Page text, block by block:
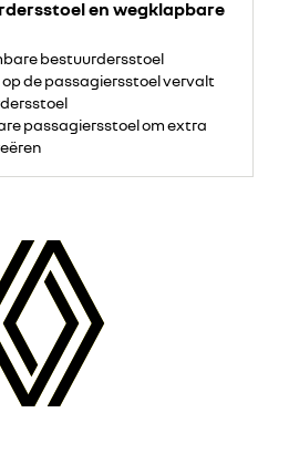
en wegklapbare
bestuurdersstoel
de passagiersstoel vervalt
passagiersstoel om extra